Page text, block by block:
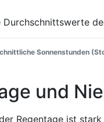
Sonnenstunden
und
Regentage ist